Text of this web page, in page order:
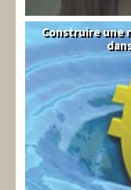
Construire une